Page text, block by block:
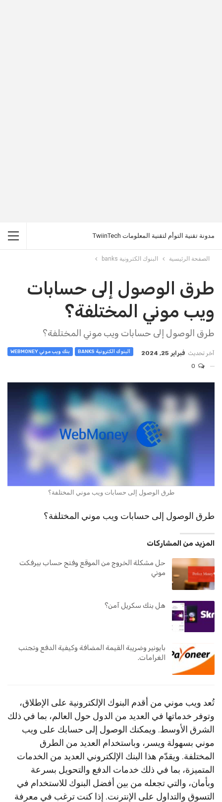
مدونة تقنية التوأم لتقنية المعلومات TwiinTech
الصفحة الرئيسية البنوك الكترونية banks
طرق الوصول إلى حسابات
ويب موني المختلفة؟
طرق الوصول إلى حسابات ويب موني المختلفة؟
البنوك الكترونية BANKS بنك ويب موني WEBMONEY آخر تحديث فبراير 25, 2024
طرق الوصول إلى حسابات ويب موني المختلفة؟
طرق الوصول إلى حسابات ويب موني المختلفة؟
المزيد من المشاركات
حل مشكلة الخروج من الموقع وفتح حساب بيرفكت
موني
هل بنك سكريل آمن؟
بايونير وضريبة القيمة المضافة وكيفية الدفع وتجنب
الغرامات.
تُعد ويب موني من أقدم البنوك الإلكترونية على الإطلاق،
وتوفر خدماتها في العديد من الدول حول العالم، بما في ذلك
الشرق الأوسط. ويمكنك الوصول إلى حسابك على ويب
موني بسهولة ويسر، وباستخدام العديد من الطرق
المختلفة. ويقدّم هذا البنك الإلكتروني العديد من الخدمات
المتميزة، بما في ذلك خدمات الدفع والتحويل بسرعة
وبأمان، والتي تجعله من بين أفضل البنوك للاستخدام في
التسوق والتداول على الإنترنت. إذا كنت ترغب في معرفة